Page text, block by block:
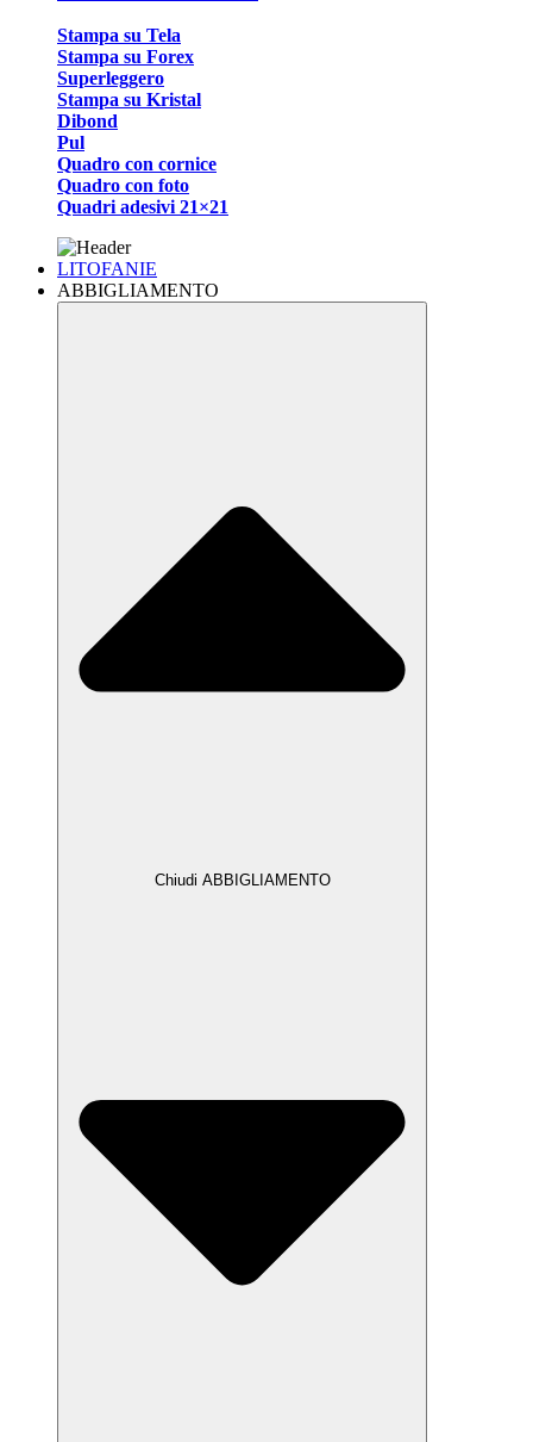
Stampa su Tela
Stampa su Forex
Superleggero
Stampa su Kristal
Dibond
Pul
Quadro con cornice
Quadro con foto
Quadri adesivi 21×21
LITOFANIE
ABBIGLIAMENTO
Chiudi ABBIGLIAMENTO